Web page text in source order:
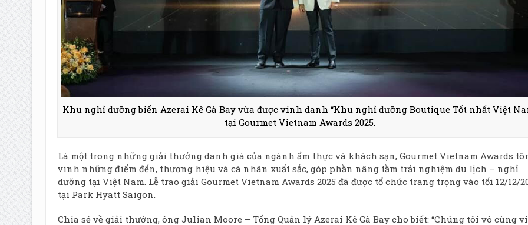
Khu nghỉ dưỡng biển Azerai Kê Gà Bay vừa được vinh danh “Khu nghỉ dưỡng Boutique Tốt nhất Việt
tại Gourmet Vietnam Awards 2025.
Là một trong những giải thưởng danh giá của ngành ẩm thực và khách sạn, Gourmet Vietnam Awards
vinh những điểm đến, thương hiệu và cá nhân xuất sắc, góp phần nâng tầm trải nghiệm du lịch – nghỉ
dưỡng tại Việt Nam. Lễ trao giải Gourmet Vietnam Awards 2025 đã được tổ chức trang trọng vào tối 12/12/
tại Park Hyatt Saigon.
Chia sẻ về giải thưởng, ông Julian Moore – Tổng Quản lý Azerai Kê Gà Bay cho biết: “Chúng tôi vô cùng